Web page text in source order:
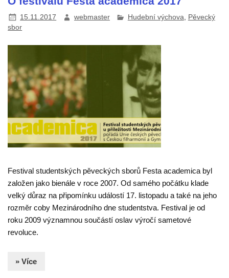
15.11.2017 webmaster Hudební výchova
Pěvecký
sbor
Festival studentských pěveckých sborů Festa academica byl
založen jako bienále v roce 2007. Od samého počátku klade
velký důraz na připomínku událostí 17. listopadu a také na jeho
rozměr coby Mezinárodního dne studentstva. Festival je od
roku 2009 významnou součástí oslav výročí sametové
revoluce.
» Více